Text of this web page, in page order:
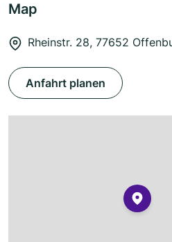
Map
Rheinstr. 28, 77652
Anfahrt planen